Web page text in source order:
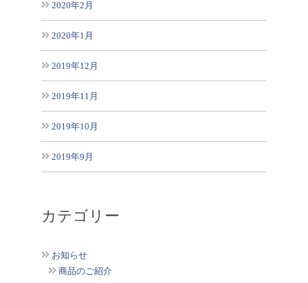
2020年2月
2020年1月
2019年12月
2019年11月
2019年10月
2019年9月
カテゴリー
お知らせ
商品のご紹介